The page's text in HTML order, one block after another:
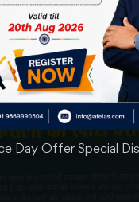
Day Offer Special